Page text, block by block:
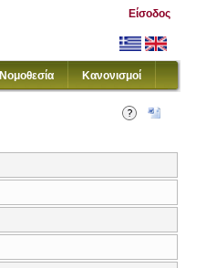
Είσοδος
Νομοθεσία Κανονισμοί